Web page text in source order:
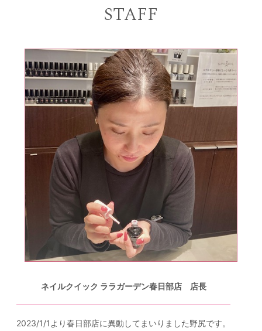
STAFF
ネイルクイック ララガーデン春日部店 店長
2023/1/1より春日部店に異動してまいりました野尻です。